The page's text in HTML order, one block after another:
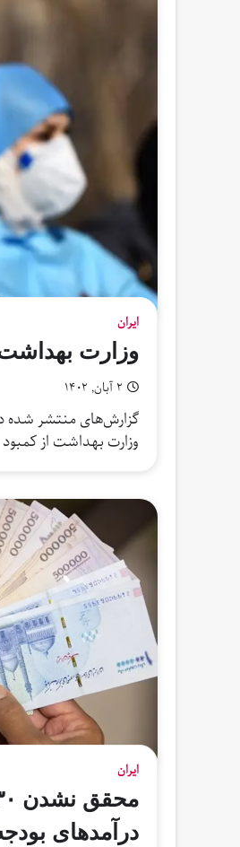
ایران
وزارت بهداشت از کمبود ۷۰ هزار
۲ آبان, ۱۴۰۲
گزارش‌های منتشر شده
وزارت بهداشت از کمبود ۷۰ هزار پرستار خبر داده است. در عین حال، فعالان…
ایران
درآمدهای